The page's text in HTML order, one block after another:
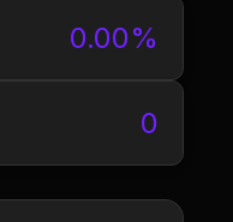
0.00%
0